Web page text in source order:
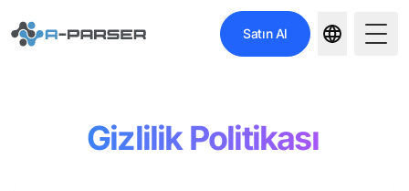
Satın Al
Gizlilik Politikası